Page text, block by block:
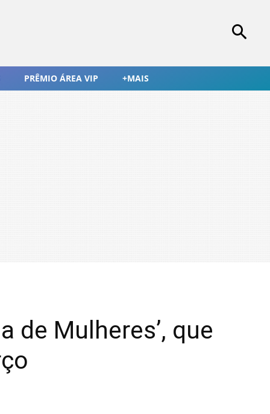
PRÊMIO ÁREA VIP +MAIS
de Mulheres’, que